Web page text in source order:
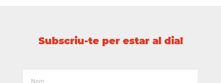
Subscriu-te per estar al dia!
Nom